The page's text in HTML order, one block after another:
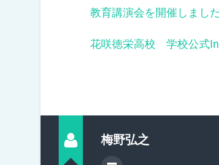
教育講演会を開催しまし
花咲徳栄高校 学校公式
梅野弘之